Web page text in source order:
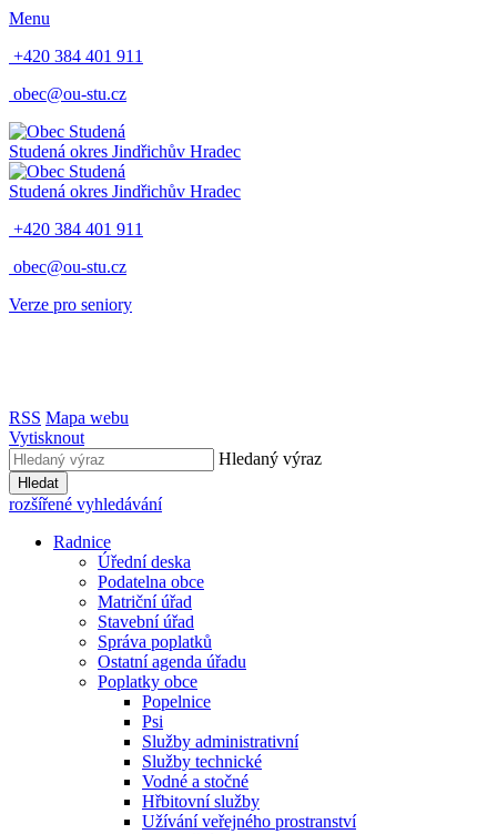
Menu
+420 384 401 911
obec@ou-stu.cz
Studená okres Jindřichův Hradec
Studená okres Jindřichův Hradec
+420 384 401 911
obec@ou-stu.cz
Verze pro seniory
RSS Mapa webu
Vytisknout
Hledaný výraz
Hledat
rozšířené vyhledávání
Radnice
Úřední deska
Podatelna obce
Matriční úřad
Stavební úřad
Správa poplatků
Ostatní agenda úřadu
Poplatky obce
Popelnice
Psi
Služby administrativní
Služby technické
Vodné a stočné
Hřbitovní služby
Užívání veřejného prostranství